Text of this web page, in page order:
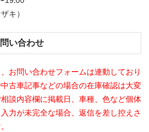
キ）
い合わせ
お問い合わせフォームは連動しており
古車記事などの場合の在庫確認は大変
談内容欄に掲載日、車種、色など個体
力が未完全な場合、返信を差し控えさ